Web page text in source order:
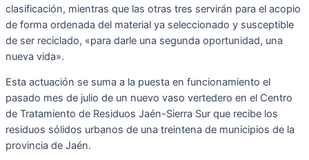
clasificación, mientras que las otras tres servirán para el acopio
de forma ordenada del material ya seleccionado y susceptible
de ser reciclado, «para darle una segunda oportunidad, una
nueva vida».
Esta actuación se suma a la puesta en funcionamiento el
pasado mes de julio de un nuevo vaso vertedero en el Centro
de Tratamiento de Residuos Jaén-Sierra Sur que recibe los
residuos sólidos urbanos de una treintena de municipios de la
provincia de Jaén.